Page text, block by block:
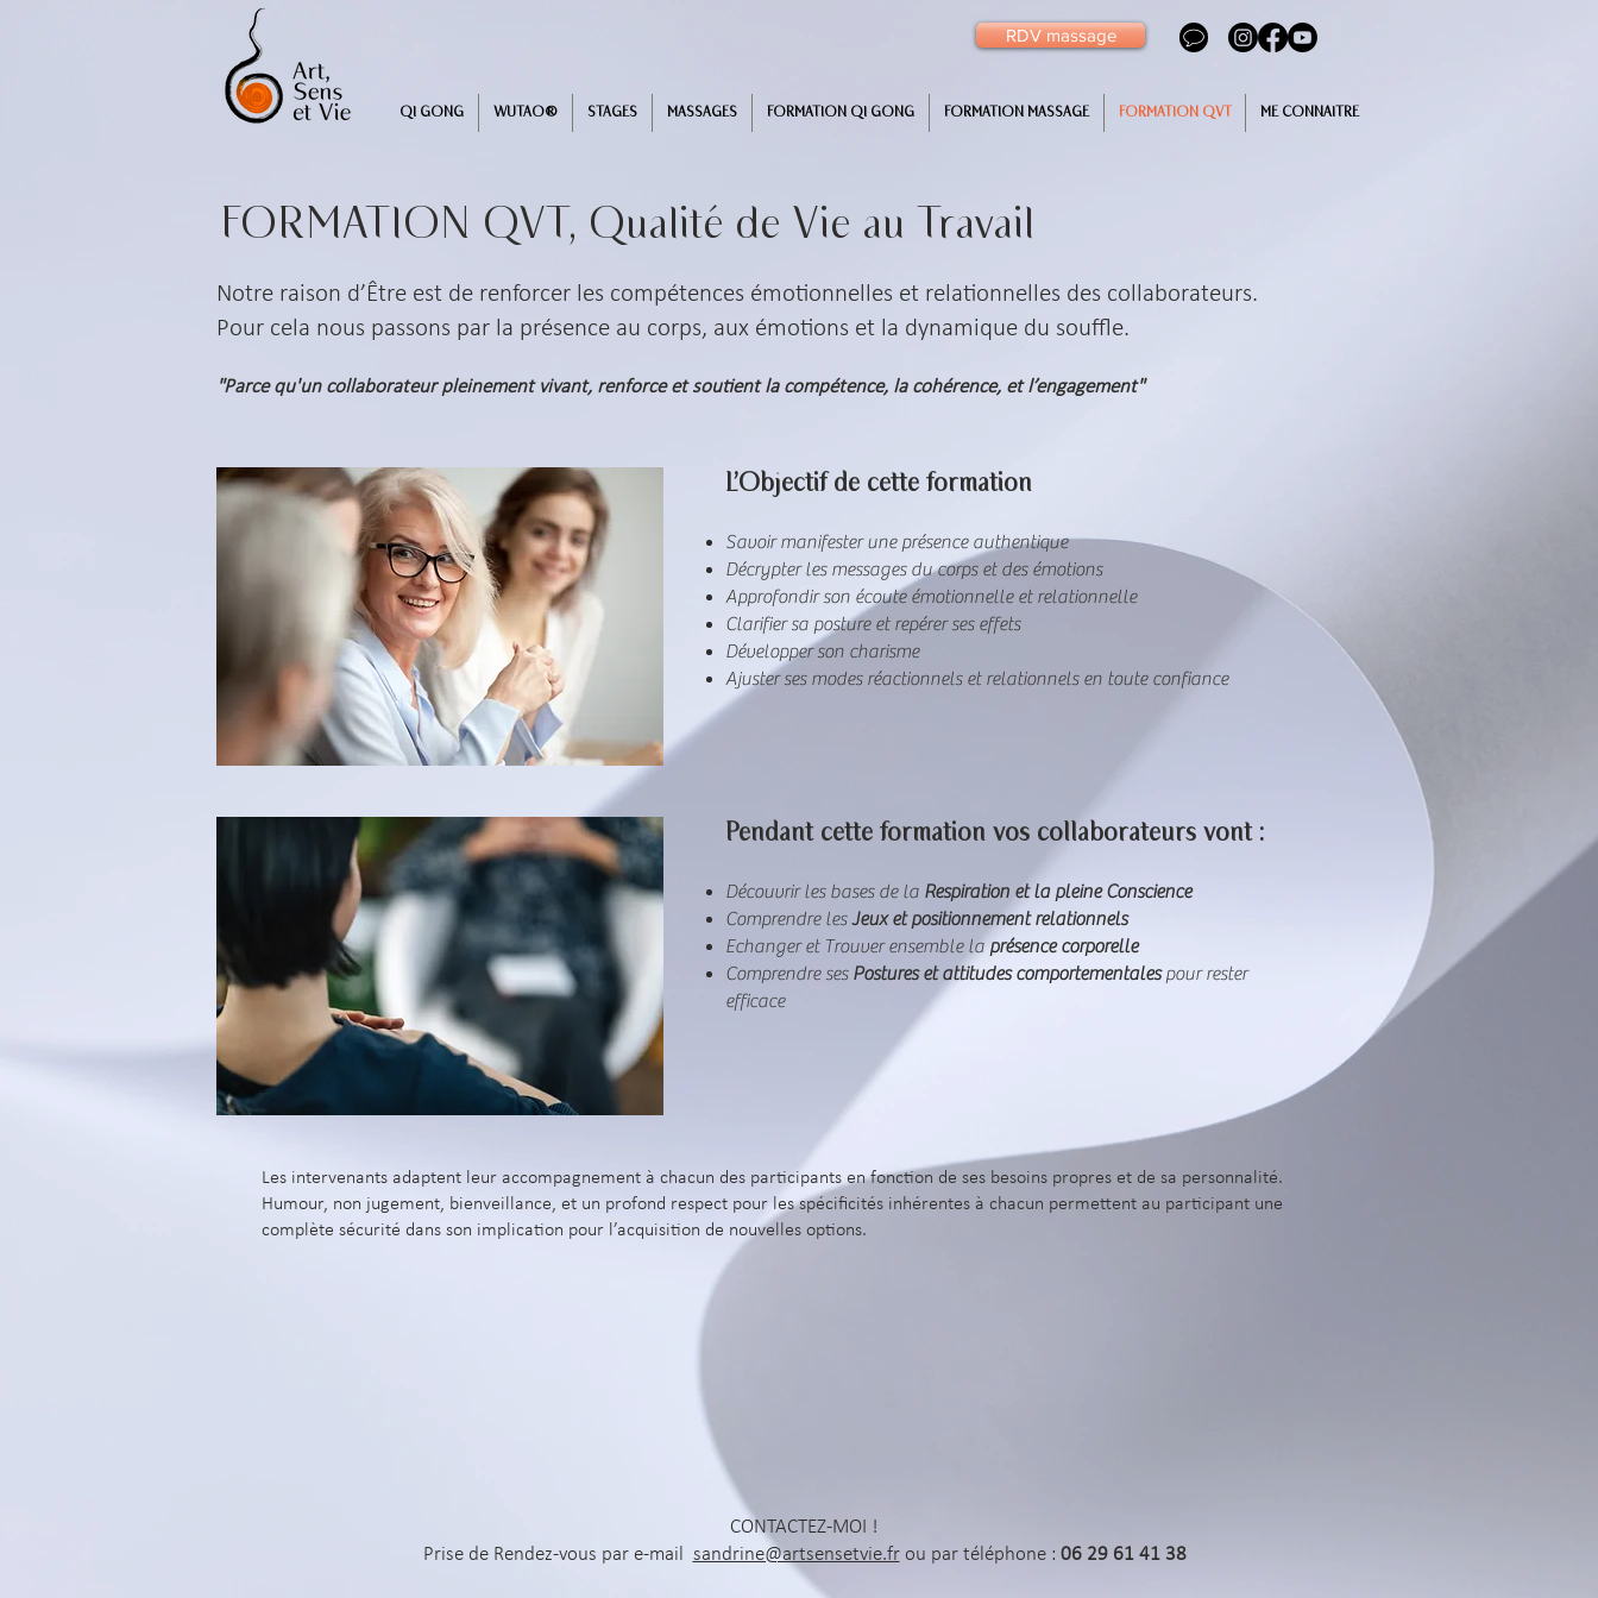
RDV massage
QI GONG WUTAO® STAGES MASSAGES FORMATION QI GONG FORMATION MASSAGE FORMATION QVT ME CONNAITRE
FORMATION QVT, Qualité de Vie au Travail
Notre raison d’Être est de renforcer les compétences émotionnelles et relationnelles des collaborateurs.
Pour cela nous passons par la présence au corps, aux émotions et la dynamique du souffle.
"Parce qu'un collaborateur pleinement vivant, renforce et soutient la compétence, la cohérence, et l’engagement"
L'Objectif de cette formation
Savoir manifester une présence authentique
Décrypter les messages du corps et des émotions
Approfondir son écoute émotionnelle et relationnelle
Clarifier sa posture et repérer ses effets
Développer son charisme
Ajuster ses modes réactionnels et relationnels en toute confiance
Pendant cette formation vos collaborateurs vont :
Découvrir les bases de la Respiration et la pleine Conscience
Comprendre lesJeux et positionnement relationnels
Echanger et Trouver ensemble la présence corporelle
Comprendre ses Postures et attitudes comportementalespour rester
efficace
Les intervenants adaptent leur accompagnement à chacun des participants en fonction de ses besoins propres et de sa personnalité.
Humour, non jugement, bienveillance, et un profond respect pour les spécificités inhérentes à chacun permettent au participant une
complète sécurité dans son implication pour l’acquisition de nouvelles options.
CONTACTEZ-MOI !
Prise de Rendez-vous par e-mail sandrine@artsensetvie.frou par téléphone : 06 29 61 41 38